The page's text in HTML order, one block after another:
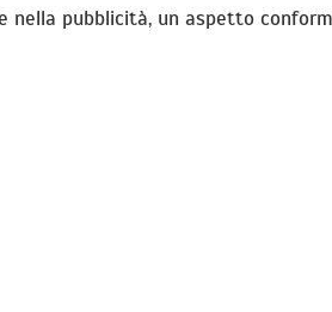
nella pubblicità, un aspetto